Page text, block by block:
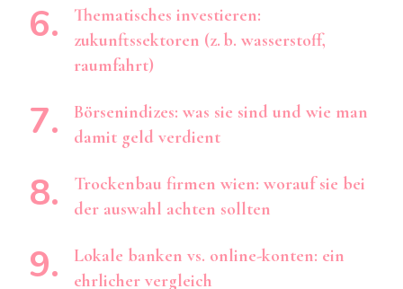
Thematisches investieren:
zukunftssektoren (z. b. wasserstoff,
raumfahrt)
Börsenindizes: was sie sind und wie man
damit geld verdient
Trockenbau firmen wien: worauf sie bei
der auswahl achten sollten
Lokale banken vs. online-konten: ein
ehrlicher vergleich